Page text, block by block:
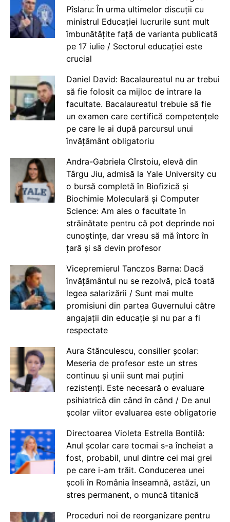
Pîslaru: În urma ultimelor discuții cu
ministrul Educației lucrurile sunt mult
îmbunătățite față de varianta publicată
pe 17 iulie / Sectorul educației este
crucial
Daniel David: Bacalaureatul nu ar trebui
să fie folosit ca mijloc de intrare la
facultate. Bacalaureatul trebuie să fie
un examen care certifică competențele
pe care le ai după parcursul unui
învățământ obligatoriu
Andra-Gabriela Cîrstoiu, elevă din
Târgu Jiu, admisă la Yale University cu
o bursă completă în Biofizică și
Biochimie Moleculară și Computer
Science: Am ales o facultate în
străinătate pentru că pot deprinde noi
cunoștințe, dar vreau să mă întorc în
țară și să devin profesor
Vicepremierul Tanczos Barna: Dacă
învățământul nu se rezolvă, pică toată
legea salarizării / Sunt mai multe
promisiuni din partea Guvernului către
angajații din educație și nu par a fi
respectate
Aura Stănculescu, consilier școlar:
Meseria de profesor este un stres
continuu și unii sunt mai puțini
rezistenți. Este necesară o evaluare
psihiatrică din când în când / De anul
școlar viitor evaluarea este obligatorie
Directoarea Violeta Estrella Bontilă:
Anul școlar care tocmai s-a încheiat a
fost, probabil, unul dintre cei mai grei
pe care i-am trăit. Conducerea unei
școli în România înseamnă, astăzi, un
stres permanent, o muncă titanică
Proceduri noi de reorganizare pentru